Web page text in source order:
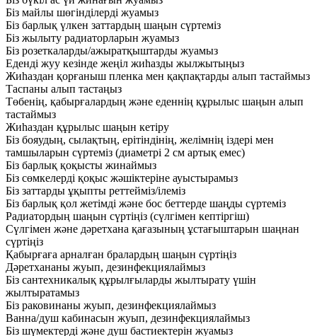
Біз майлы шөгінділерді жуамыз
Біз барлық үлкен заттардың шаңын сүртеміз
Біз жылыту радиаторларын жуамыз
Біз розеткаларды/ажыратқыштарды жуамыз
Еденді жуу кезінде жеңіл жиһазды жылжытыңыз
Жиһаздан қорғаныш пленка мен қақпақтарды алып тастаймыз
Таспаны алып тастаңыз
Төбенің, қабырғалардың және еденнің құрылыс шаңын алып
тастаймыз
Жиһаздан құрылыс шаңын кетіру
Біз бояудың, сылақтың, ерітіндінің, желімнің іздері мен
тамшыларын сүртеміз (диаметрі 2 см артық емес)
Біз барлық қоқысты жинаймыз
Біз сөмкелерді қоқыс жәшіктеріне ауыстырамыз
Біз заттарды ұқыпты реттейміз/ілеміз
Біз барлық қол жетімді және бос беттерде шаңды сүртеміз
Радиатордың шаңын сүртіңіз (сүлгімен кептіргіш)
Сүлгімен және дәретхана қағазының ұстағыштарын шаңнан
сүртіңіз
Қабырғаға арналған бралардың шаңын сүртіңіз
Дәретхананы жуып, дезинфекциялаймыз
Біз сантехникалық құрылғыларды жылтырату үшін
жылтыратамыз
Біз раковинаны жуып, дезинфекциялаймыз
Ванна/душ кабинасын жуып, дезинфекциялаймыз
Біз шүмектерді және душ бастиектерін жуамыз